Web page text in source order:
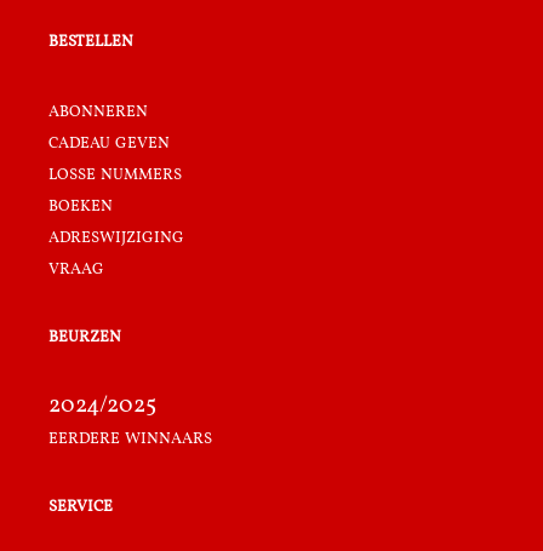
bestellen
abonneren
cadeau geven
losse nummers
boeken
adreswijziging
vraag
beurzen
2024/2025
eerdere winnaars
service